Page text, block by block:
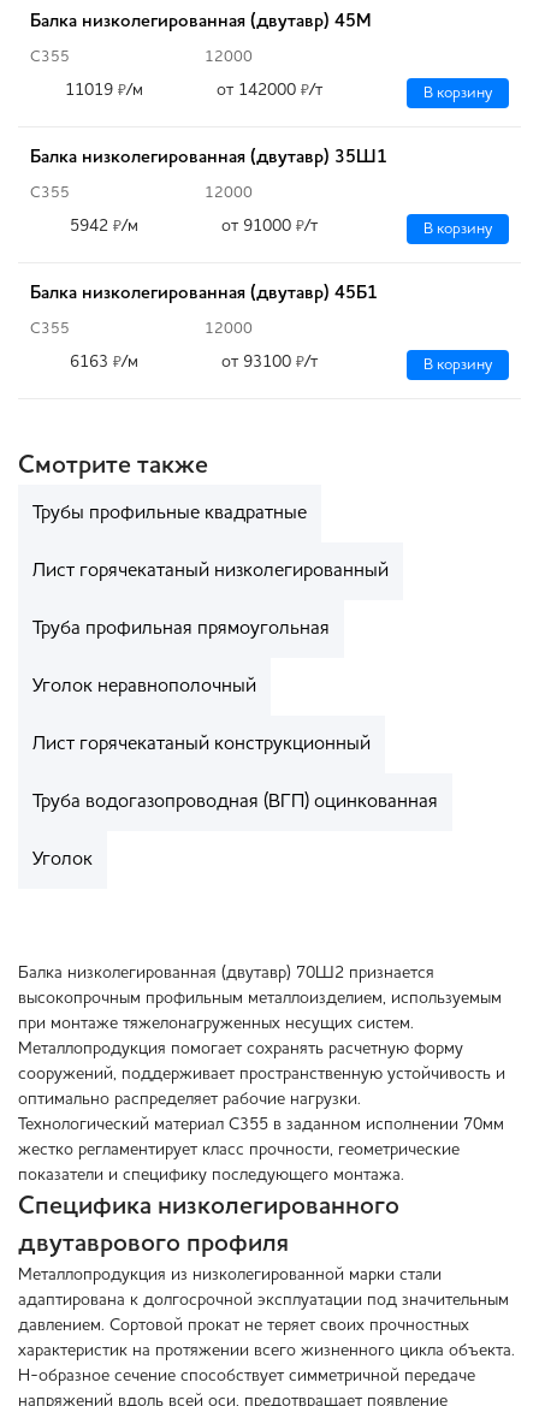
Балка низколегированная (двутавр) 45М
С355 12000
11019 ₽/м от 142000 ₽/т В корзину
Балка низколегированная (двутавр) 35Ш1
С355 12000
5942 ₽/м от 91000 ₽/т В корзину
Балка низколегированная (двутавр) 45Б1
С355 12000
6163 ₽/м от 93100 ₽/т В корзину
Смотрите также
Трубы профильные квадратные
Лист горячекатаный низколегированный
Труба профильная прямоугольная
Уголок неравнополочный
Лист горячекатаный конструкционный
Труба водогазопроводная (ВГП) оцинкованная
Уголок
Балка низколегированная (двутавр) 70Ш2 признается
высокопрочным профильным металлоизделием, используемым
при монтаже тяжелонагруженных несущих систем.
Металлопродукция помогает сохранять расчетную форму
сооружений, поддерживает пространственную устойчивость и
оптимально распределяет рабочие нагрузки.
Технологический материал С355 в заданном исполнении 70мм
жестко регламентирует класс прочности, геометрические
показатели и специфику последующего монтажа.
Специфика низколегированного
двутаврового профиля
Металлопродукция из низколегированной марки стали
адаптирована к долгосрочной эксплуатации под значительным
давлением. Сортовой прокат не теряет своих прочностных
характеристик на протяжении всего жизненного цикла объекта.
Н-образное сечение способствует симметричной передаче
напряжений вдоль всей оси, предотвращает появление